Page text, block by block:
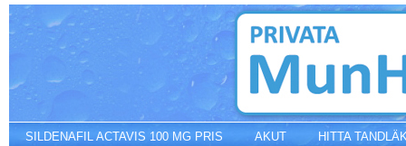
Viagra apoteket receptfritt
SILDENAFIL ACTAVIS 100 MG PRIS AKUT HITTA